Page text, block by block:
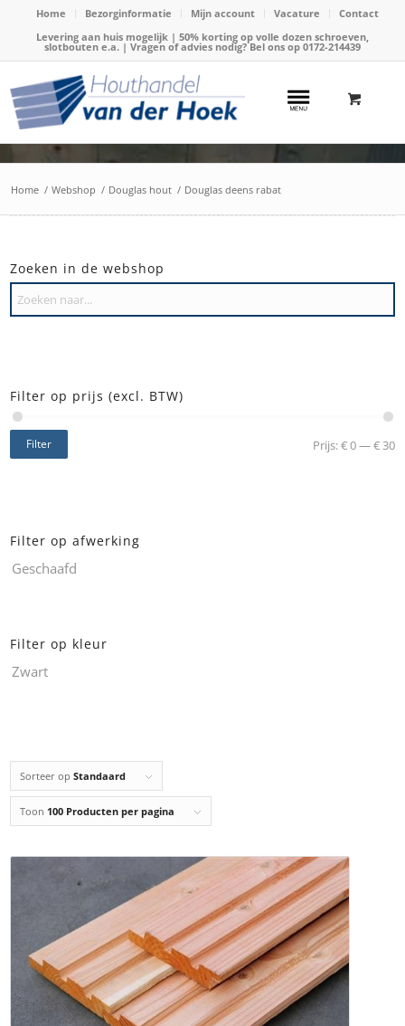
Home Bezorginformatie Mijn account Vacature
Contact
Levering aan huis mogelijk | 50% korting op volle dozen schroeven,
slotbouten e.a. | Vragen of advies nodig? Bel ons op 0172-214439
Home / Webshop / Douglas hout / Douglas deens rabat
Sorteer opStandaard
Toon 100 Producten per pagina
Zoeken in de webshop
Filter op prijs (excl. BTW)
Filter Prijs:€ 0—€ 30
Filter op afwerking
Geschaafd
Filter op kleur
Zwart